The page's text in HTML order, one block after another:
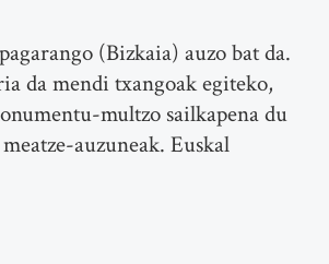
(Bizkaia) auzo bat da.
da mendi txangoak egiteko,
multzo sailkapena du
auzuneak. Euskal